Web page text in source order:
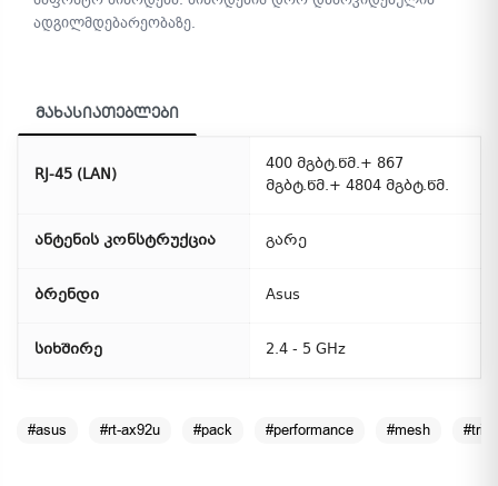
ადგილმდებარეობაზე.
მახასიათებლები
RJ-45 (LAN)
400 მგბტ.წმ.+ 867
მგბტ.წმ.+ 4804 მგბტ.წმ.
ანტენის კონსტრუქცია გარე
ბრენდი Asus
სიხშირე 2.4 - 5 GHz
#asus #rt-ax92u #pack #performance #mesh #tri-